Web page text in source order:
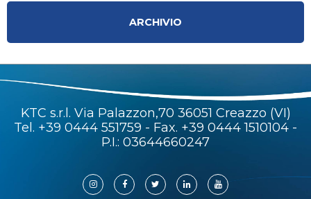
ARCHIVIO
KTC s.r.l. Via Palazzon,70 36051 Creazzo (VI)
Tel. +39 0444 551759 - Fax. +39 0444 1510104 -
P.I.: 03644660247